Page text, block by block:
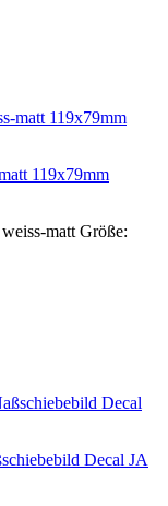
119x79mm
matt Größe:
Decal JA